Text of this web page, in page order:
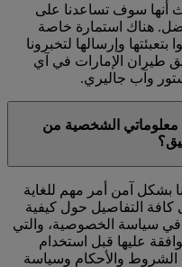
أنها سوف تساعدنا على
هناك استمارة خاصة
وإرسالها لتخبرونا
طيران الإمارات في آي
وآب جاليري.
الشخصية من
بشكل آمن أمر مهم للغاية
كافة التفاصيل حول كيفية
في سياسة الخصوصية، والتي
عليها قبل استخدام
الشروط والأحكام وسياسة